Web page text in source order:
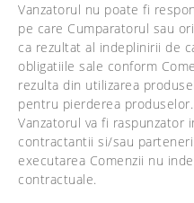
Vanzatorul nu poate fi
pe care Cumparatorul sau
ca rezultat al indeplinirii de
obligatiile sale conform
rezulta din utilizarea
pentru pierderea produselor.
Vanzatorul va fi raspunzator
contractantii si/sau
executarea Comenzii nu
contractuale.